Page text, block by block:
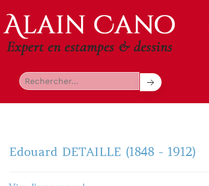
Edouard DETAILLE (1848 - 1912)